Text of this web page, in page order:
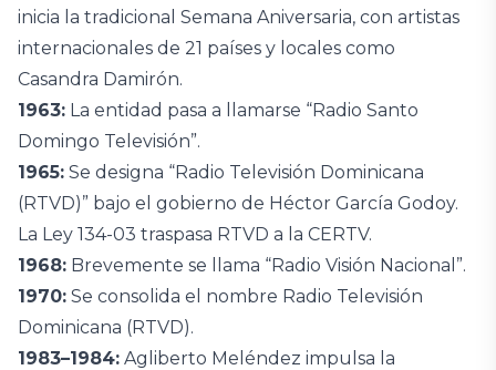
inicia la tradicional Semana Aniversaria, con artistas
internacionales de 21 países y locales como
Casandra Damirón.
1963: La entidad pasa a llamarse “Radio Santo
Domingo Televisión”.
1965: Se designa “Radio Televisión Dominicana
(RTVD)” bajo el gobierno de Héctor García Godoy.
La Ley 134-03 traspasa RTVD a la CERTV.
1968: Brevemente se llama “Radio Visión Nacional”.
1970: Se consolida el nombre Radio Televisión
Dominicana (RTVD).
1983–1984: Agliberto Meléndez impulsa la